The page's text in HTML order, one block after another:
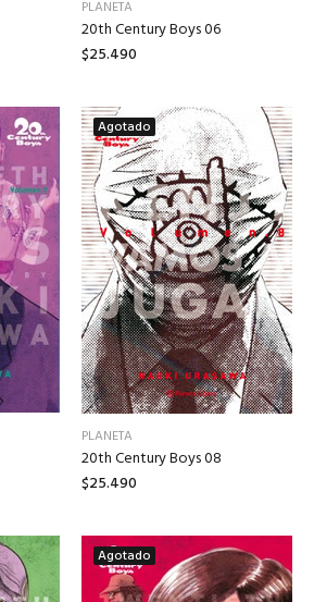
PLANETA
20th Century Boys 06
$25.490
Agotado
PLANETA
20th Century Boys 08
$25.490
Agotado